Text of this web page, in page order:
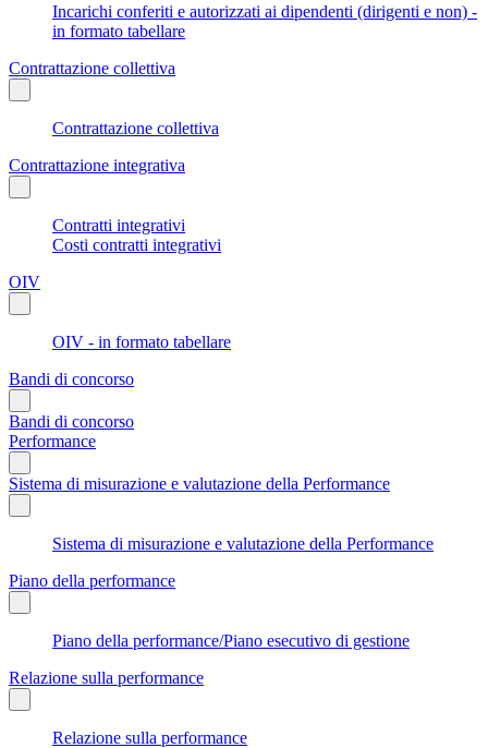
Incarichi conferiti e autorizzati ai dipendenti (dirigenti e non) -
in formato tabellare
Contrattazione collettiva
Contrattazione collettiva
Contrattazione integrativa
Contratti integrativi
Costi contratti integrativi
OIV
OIV - in formato tabellare
Bandi di concorso
Bandi di concorso
Performance
Sistema di misurazione e valutazione della Performance
Sistema di misurazione e valutazione della Performance
Piano della performance
Piano della performance/Piano esecutivo di gestione
Relazione sulla performance
Relazione sulla performance